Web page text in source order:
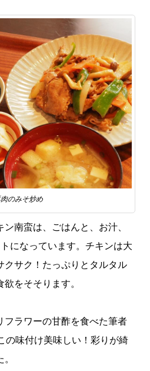
のみそ炒め
南蛮は、ごはんと、お汁、
になっています。チキンは大
クサク！たっぷりとタルタル
をそそります。
フラワーの甘酢を食べた筆者
の味付け美味しい！彩りが綺